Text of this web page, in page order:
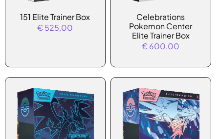
151 Elite Trainer Box
€525,00
Celebrations
Pokemon Center
Elite Trainer Box
€600,00